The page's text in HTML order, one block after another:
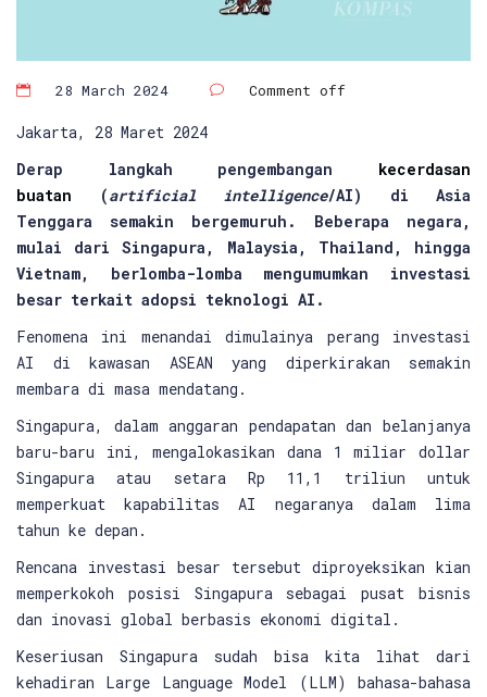
28 March 2024 Comment off
Jakarta, 28 Maret 2024
Derap langkah pengembangan kecerdasan
buatan (artificial intelligence/AI) di Asia
Tenggara semakin bergemuruh. Beberapa negara,
mulai dari Singapura, Malaysia, Thailand, hingga
Vietnam, berlomba-lomba mengumumkan investasi
besar terkait adopsi teknologi AI.
Fenomena ini menandai dimulainya perang investasi
AI di kawasan ASEAN yang diperkirakan semakin
membara di masa mendatang.
Singapura, dalam anggaran pendapatan dan belanjanya
baru-baru ini, mengalokasikan dana 1 miliar dollar
Singapura atau setara Rp 11,1 triliun untuk
memperkuat kapabilitas AI negaranya dalam lima
tahun ke depan.
Rencana investasi besar tersebut diproyeksikan kian
memperkokoh posisi Singapura sebagai pusat bisnis
dan inovasi global berbasis ekonomi digital.
Keseriusan Singapura sudah bisa kita lihat dari
kehadiran Large Language Model (LLM) bahasa-bahasa